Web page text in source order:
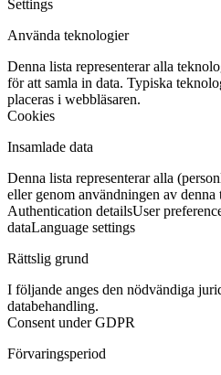
Settings
Använda teknologier
Denna lista representerar alla
för att samla in data. Typiska
placeras i webbläsaren.
Cookies
Insamlade data
Denna lista representerar alla
eller genom användningen av denna
Authentication detailsUser
dataLanguage settings
Rättslig grund
I följande anges den nödvändiga
databehandling.
Consent under GDPR
Förvaringsperiod